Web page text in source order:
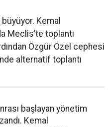
büyüyor. Kemal
Meclis’te toplantı
Özgür Özel cephesi
alternatif toplantı
başlayan yönetim
Kemal